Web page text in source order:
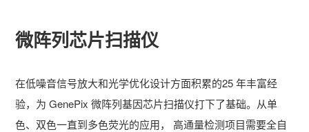
微阵列芯片扫描仪
在低噪音信号放大和光学优化设计方面积累的25 年丰富经
验，为 GenePix 微阵列基因芯片扫描仪打下了基础。从单
色、双色一直到多色荧光的应用， 高通量检测项目需要全自